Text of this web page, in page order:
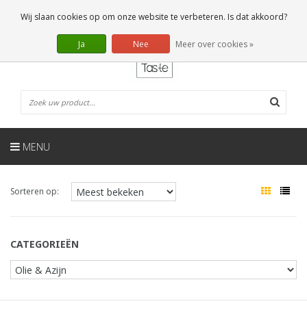
0 Artikelen
NL
MENU
Sorteren op:
CATEGORIEËN
Wij slaan cookies op om onze website te verbeteren. Is dat akkoord?
Ja Nee Meer over cookies »